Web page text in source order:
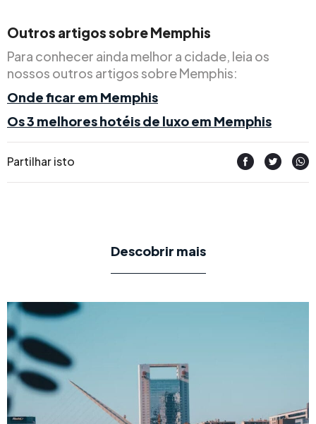
Outros artigos sobre Memphis
Para conhecer ainda melhor a cidade, leia os
nossos outros artigos sobre Memphis:
Onde ficar em Memphis
Os 3 melhores hotéis de luxo em Memphis
Partilhar isto
Descobrir mais